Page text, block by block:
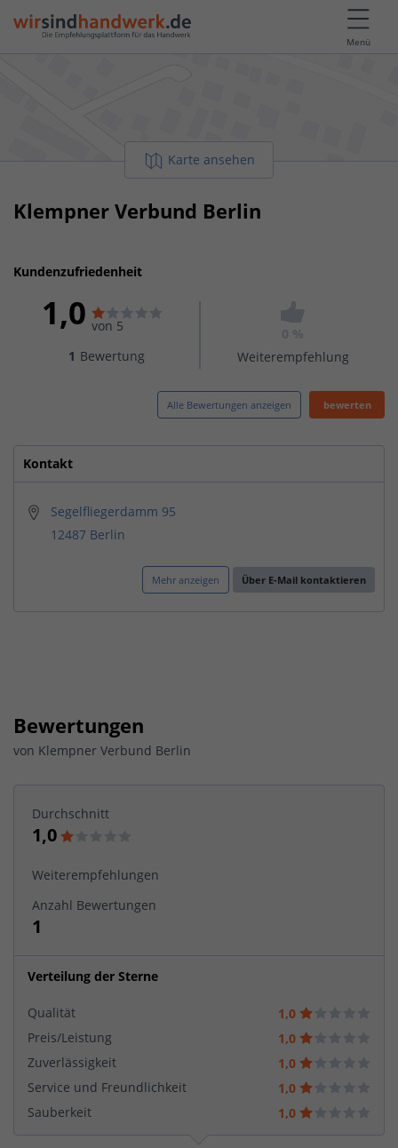
Menü
Karte ansehen
Klempner Verbund Berlin
Kundenzufriedenheit
1,0 von 5
1 Bewertung
0 %
Weiterempfehlung
Alle Bewertungen anzeigen bewerten
Kontakt
Segelfliegerdamm 95
12487 Berlin
Mehr anzeigen Über E-Mail kontaktieren
Bewertungen
von Klempner Verbund Berlin
Durchschnitt
1,0
Weiterempfehlungen
Anzahl Bewertungen
1
Verteilung der Sterne
Qualität
1,0
Preis/Leistung
1,0
Zuverlässigkeit
1,0
Service und Freundlichkeit
1,0
Sauberkeit
1,0